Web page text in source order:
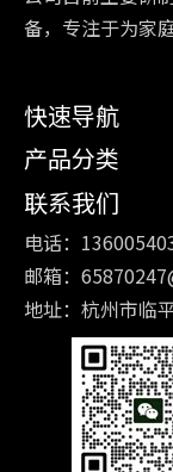
备，专注于为家
快速导航
产品分类
联系我们
电话：
邮箱：
地址：杭州市临